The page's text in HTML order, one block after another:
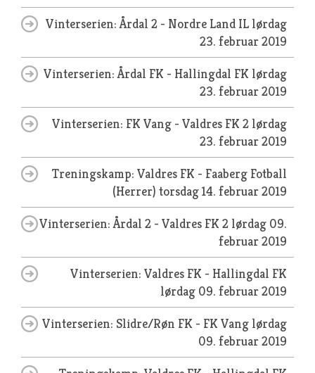
Vinterserien: Årdal 2 - Nordre Land IL lørdag
23. februar 2019
Vinterserien: Årdal FK - Hallingdal FK lørdag
23. februar 2019
Vinterserien: FK Vang - Valdres FK 2 lørdag
23. februar 2019
Treningskamp: Valdres FK - Faaberg Fotball
(Herrer) torsdag 14. februar 2019
Vinterserien: Årdal 2 - Valdres FK 2 lørdag 09.
februar 2019
Vinterserien: Valdres FK - Hallingdal FK
lørdag 09. februar 2019
Vinterserien: Slidre/Røn FK - FK Vang lørdag
09. februar 2019